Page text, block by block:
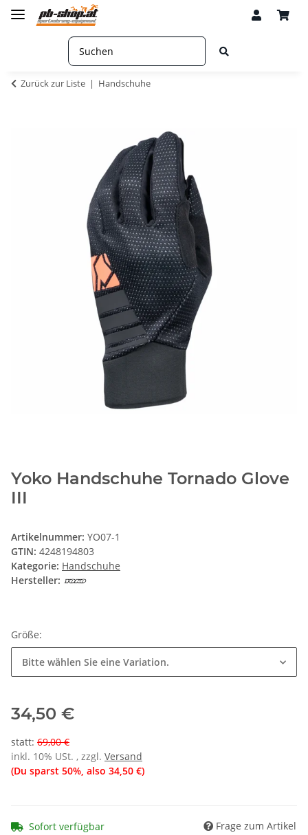
Zurück zur Liste Handschuhe
Yoko Handschuhe Tornado Glove
III
Artikelnummer: YO07-1
GTIN: 4248194803
Kategorie: Handschuhe
Hersteller:
Größe:
Bitte wählen Sie eine Variation.
34,50 €
statt: 69,00 €
inkl. 10% USt. , zzgl. Versand
(Du sparst 50%, also 34,50 €)
Sofort verfügbar Frage zum Artikel